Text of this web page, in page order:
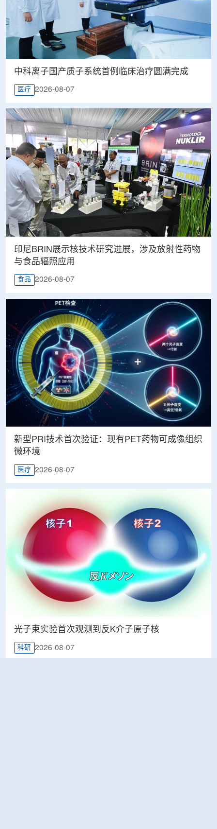
中科离子国产质子系统首例临床治疗圆满完成
医疗 2026-08-07
印尼BRIN展示核技术研究进展，涉及放射性药物
与食品辐照应用
食品 2026-08-07
新型PRI技术首次验证：现有PET药物可成像组织
微环境
医疗 2026-08-07
光子束实验首次观测到反K介子原子核
科研 2026-08-07